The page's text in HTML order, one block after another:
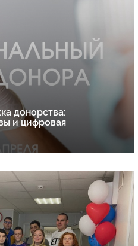
донорства:
и цифровая